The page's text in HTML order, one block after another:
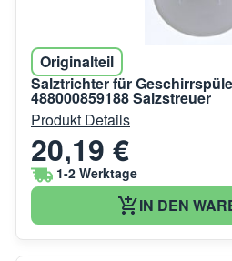
Originalteil
Salztrichter für
488000859188 Salzstreuer
Produkt Details
20,19 €
1-2 Werktage
IN DEN